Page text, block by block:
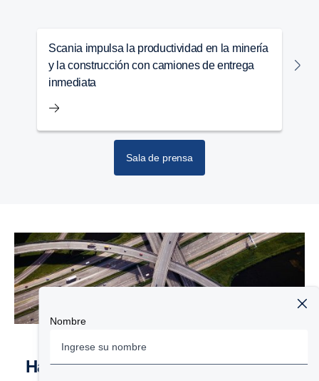
Scania impulsa la productividad en la minería
y la construcción con camiones de entrega
inmediata
Sala de prensa
Hablemos de negocios
Nombre